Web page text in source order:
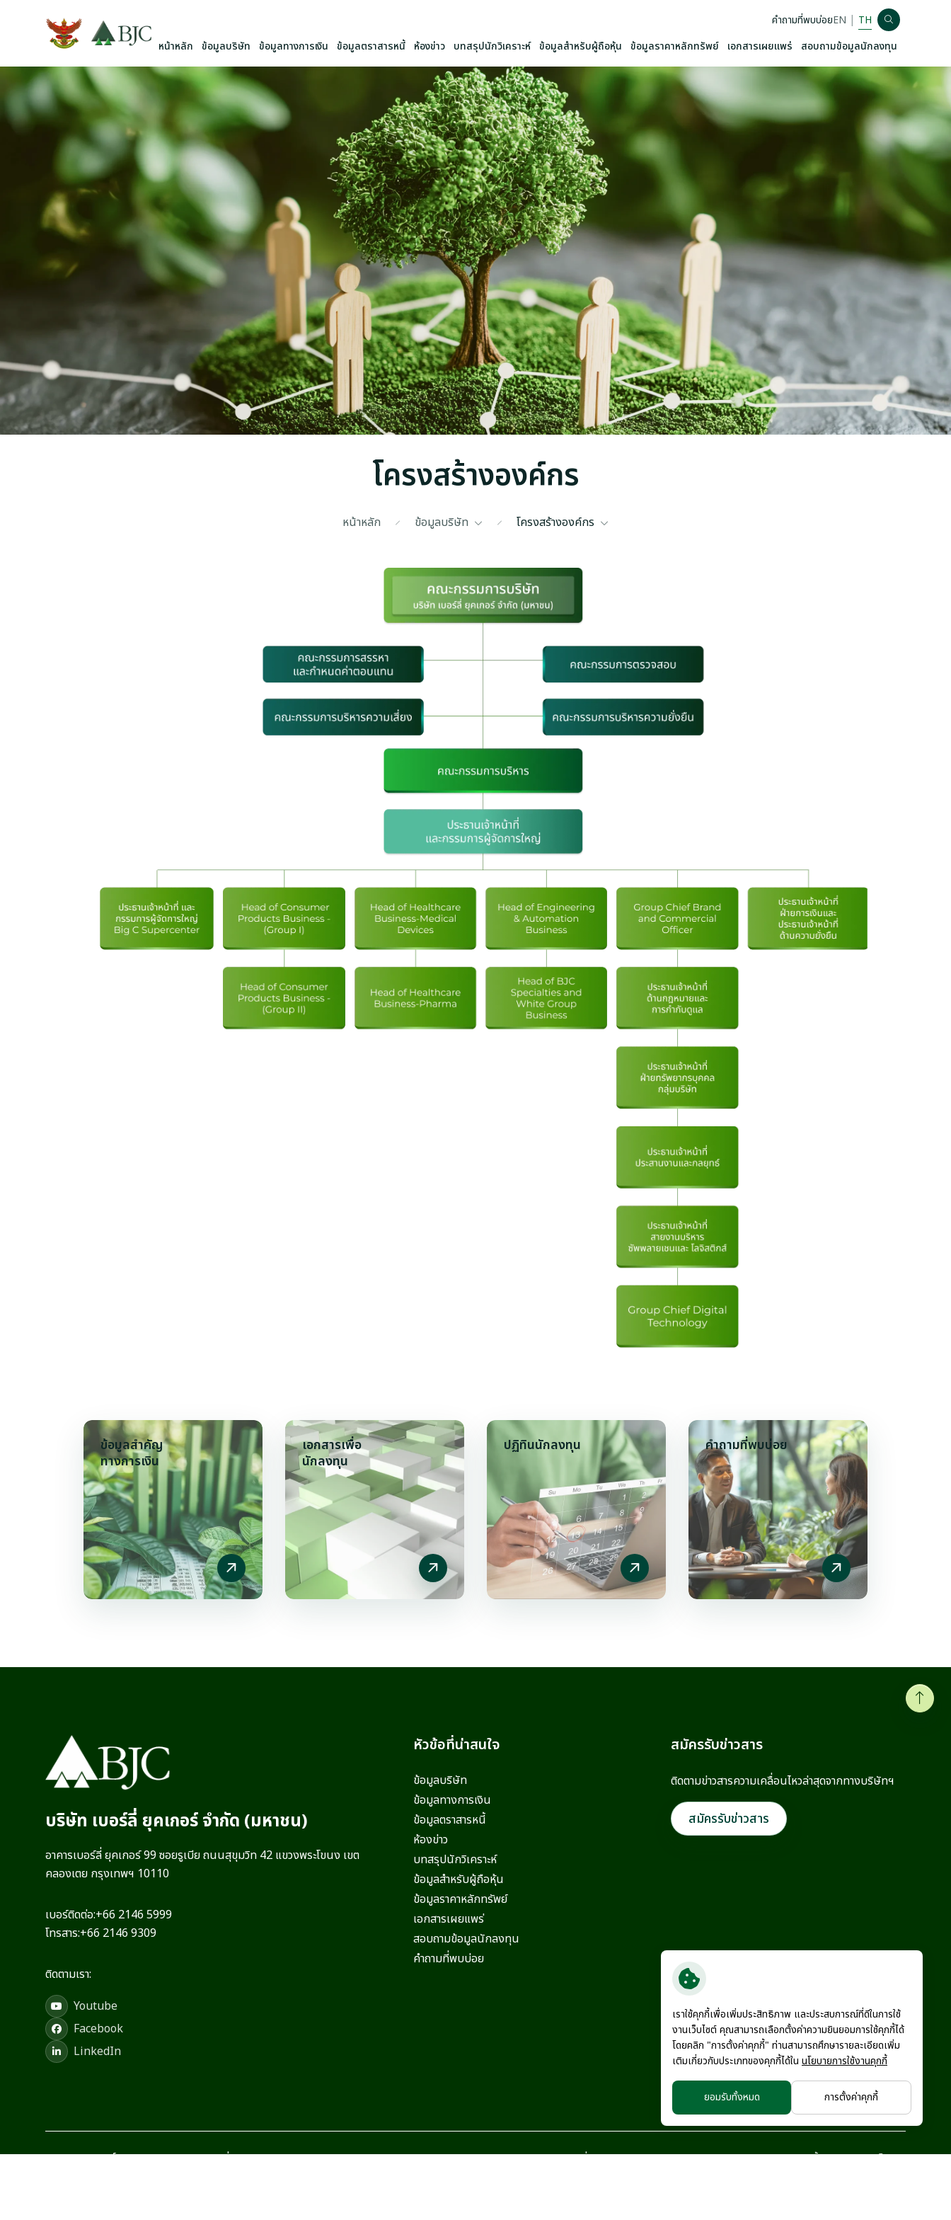
คำถามที่พบบ่อยEN | TH
หน้าหลัก
ข้อมูลบริษัท ข้อมูลทางการเงิน ข้อมูลตราสารหนี้ ห้องข่าว บทสรุปนักวิเคราะห์ ข้อมูลสำหรับผู้ถือหุ้น ข้อมูลราคาหลักทรัพย์ เอกสารเผยแพร่ สอบถามข้อมูลนักลงทุน
โครงสร้างองค์กร
หน้าหลัก ข้อมูลบริษัท โครงสร้างองค์กร
ข้อมูลสำคัญ
ทางการเงิน
เอกสารเพื่อ
นักลงทุน
ปฏิทินนักลงทุน คำถามที่พบบ่อย
บริษัท เบอร์ลี่ ยุคเกอร์ จำกัด (มหาชน)
อาคารเบอร์ลี่ ยุคเกอร์ 99 ซอยรูเบีย ถนนสุขุมวิท 42 แขวงพระโขนง เขต
คลองเตย กรุงเทพฯ 10110
เบอร์ติดต่อ:+66 2146 5999
โทรสาร:+66 2146 9309
ติดตามเรา:
Youtube
Facebook
LinkedIn
หัวข้อที่น่าสนใจ
ข้อมูลบริษัท
ข้อมูลทางการเงิน
ข้อมูลตราสารหนี้
ห้องข่าว
บทสรุปนักวิเคราะห์
ข้อมูลสำหรับผู้ถือหุ้น
ข้อมูลราคาหลักทรัพย์
เอกสารเผยแพร่
สอบถามข้อมูลนักลงทุน
คำถามที่พบบ่อย
สมัครรับข่าวสาร
ติดตามข่าวสารความเคลื่อนไหวล่าสุดจากทางบริษัทฯ
สมัครรับข่าวสาร
© สงวนลิขสิทธิ์ พ.ศ. 2569 บริษัท เบอร์ลี่ ยุคเกอร์ จำกัด (มหาชน) ข้อกำหนดและเงื่อนไข นโยบายความเป็นส่วนตัว นโยบายคุกกี้ แผนผังเว็บไซต์
เราใช้คุกกี้เพื่อเพิ่มประสิทธิภาพ และประสบการณ์ที่ดีในการใช้
งานเว็บไซต์ คุณสามารถเลือกตั้งค่าความยินยอมการใช้คุกกี้ได้
โดยคลิก "การตั้งค่าคุกกี้" ท่านสามารถศึกษารายละเอียดเพิ่ม
เติมเกี่ยวกับประเภทของคุกกี้ได้ใน นโยบายการใช้งานคุกกี้
ยอมรับทั้งหมด การตั้งค่าคุกกี้